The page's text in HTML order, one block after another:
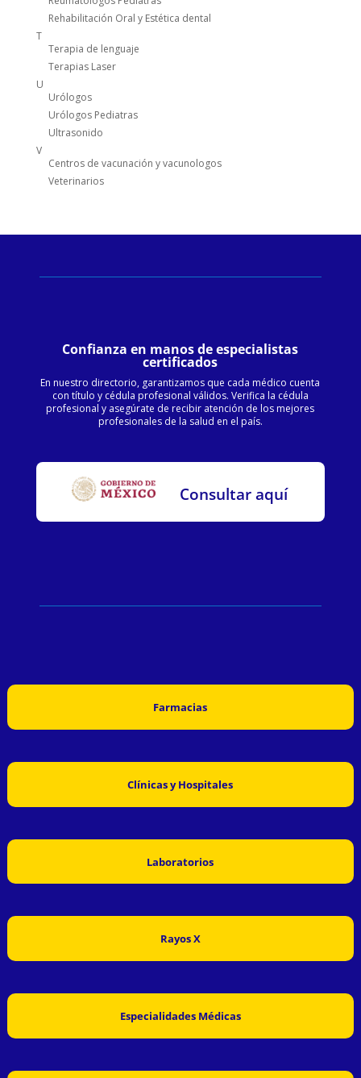
Rehabilitación Oral y Estética dental
T
Terapia de lenguaje
Terapias Laser
U
Urólogos
Urólogos Pediatras
Ultrasonido
V
Centros de vacunación y vacunologos
Veterinarios
Confianza en manos de especialistas
certificados
En nuestro directorio, garantizamos que cada médico cuenta
con título y cédula profesional válidos. Verifica la cédula
profesional y asegúrate de recibir atención de los mejores
profesionales de la salud en el país.
Consultar aquí
Farmacias
Clínicas y Hospitales
Laboratorios
Rayos X
Especialidades Médicas